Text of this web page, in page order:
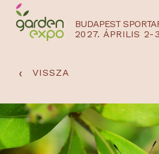
BUDAPEST
2027. ÁPRILIS 2-
‹ VISSZA